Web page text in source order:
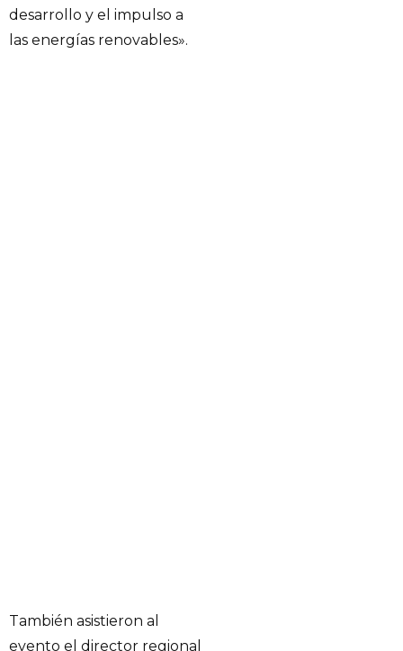
desarrollo y el impulso a
las energías renovables».
También asistieron al
evento el director regional